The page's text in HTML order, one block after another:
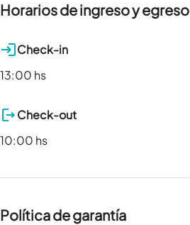
Horarios de ingreso y egreso
Check-in
13:00 hs
Check-out
10:00 hs
Política de garantía